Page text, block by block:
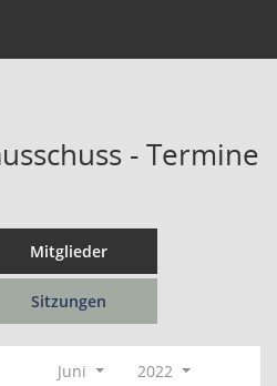
- Termine
Mitglieder
Sitzungen
Juni
2022